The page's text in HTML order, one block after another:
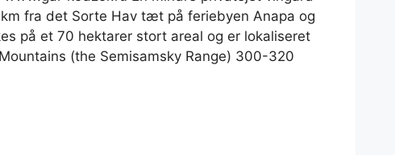
fra det Sorte Hav tæt på feriebyen Anapa og
på et 70 hektarer stort areal og er lokaliseret
(the Semisamsky Range) 300-320